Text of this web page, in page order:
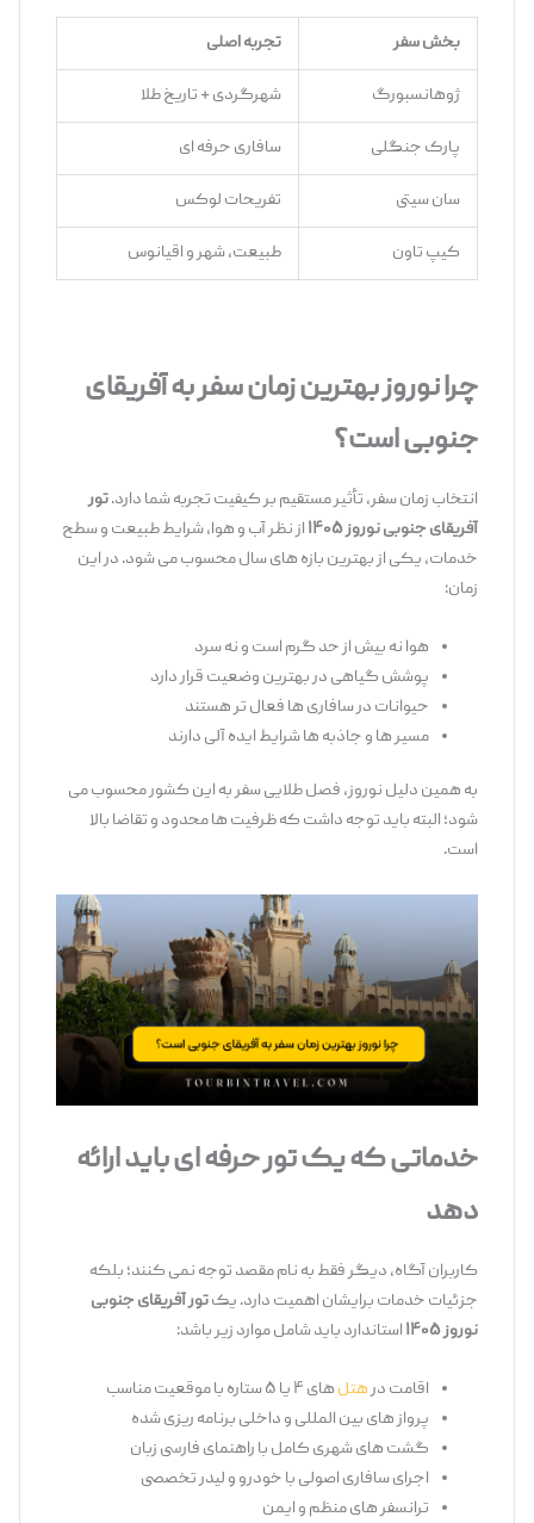
بخش سفر تجربه اصلی
ژوهانسبورگ شهرگردی + تاریخ طلا
پارک جنگلی سافاری حرفه‌ ای
سان ‌سیتی تفریحات لوکس
کیپ ‌تاون طبیعت، شهر و اقیانوس
چرا نوروز بهترین زمان سفر به آفریقای
جنوبی است؟
انتخاب زمان سفر، تأثیر مستقیم بر کیفیت تجربه شما دارد.تور
آفریقای جنوبی نوروز ۱۴۰۵
از نظر آب‌ و هوا، شرایط طبیعت و سطح
خدمات، یکی از بهترین بازه‌ های سال محسوب می‌ شود. در این
هوا نه بیش از حد گرم است و نه سرد
پوشش گیاهی در بهترین وضعیت قرار دارد
حیوانات در سافاری‌ ها فعال‌ تر هستند
مسیر ها و جاذبه ‌ها شرایط ایده ‌آلی دارند
به همین دلیل نوروز، فصل طلایی سفر به این کشور محسوب می
‌شود؛ البته باید توجه داشت که ظرفیت‌ ها محدود و تقاضا بالا
خدماتی که یک تور حرفه ‌ای باید ارائه
دهد
کاربران آگاه، دیگر فقط به نام مقصد توجه نمی‌ کنند؛ بلکه
جزئیات خدمات برایشان اهمیت دارد. یکتور آفریقای جنوبی
استاندارد باید شامل موارد زیر باشد:
اقامت درهتل‌های ۴ یا ۵ ستاره با موقعیت مناسب
پرواز های بین ‌المللی و داخلی برنامه ‌ریزی ‌شده
گشت ‌های شهری کامل با راهنمای فارسی ‌زبان
اجرای سافاری اصولی با خودرو و لیدر تخصصی
ترانسفر های منظم و ایمن